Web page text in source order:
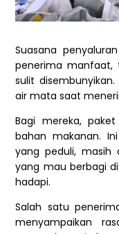
Suasana
penerima manfaat,
sulit
air mata saat
Bagi mereka,
bahan makanan.
yang peduli,
yang mau berbagi
hadapi.
Salah satu
menyampaikan